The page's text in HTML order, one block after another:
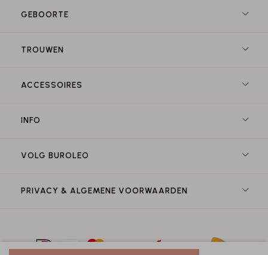
GEBOORTE
TROUWEN
ACCESSOIRES
INFO
VOLG BUROLEO
PRIVACY & ALGEMENE VOORWAARDEN